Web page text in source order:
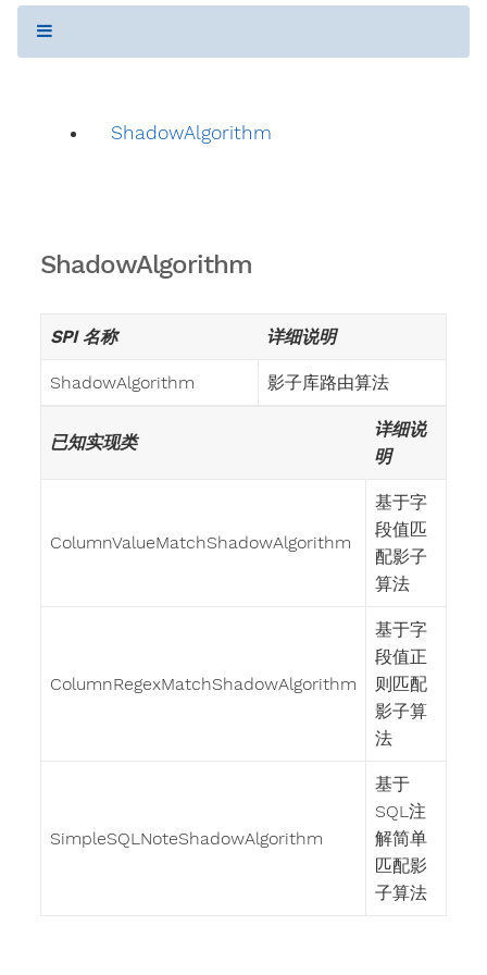
ShadowAlgorithm
ShadowAlgorithm
SPI 名称 详细说明
ShadowAlgorithm 影子库路由算法
已知实现类
详细说
明
ColumnValueMatchShadowAlgorithm
基于字
段值匹
配影子
算法
ColumnRegexMatchShadowAlgorithm
基于字
段值正
则匹配
影子算
法
SimpleSQLNoteShadowAlgorithm
基于
SQL注
解简单
匹配影
子算法